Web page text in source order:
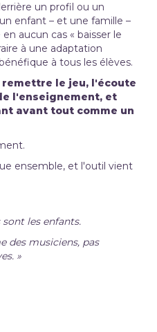
un profil ou un
enfant – et une famille –
aucun cas « baisser le
à une adaptation
à tous les élèves.
remettre le jeu, l'écoute
l'enseignement, et
avant tout comme un
ensemble, et l'outil vient
les enfants.
des musiciens, pas
»